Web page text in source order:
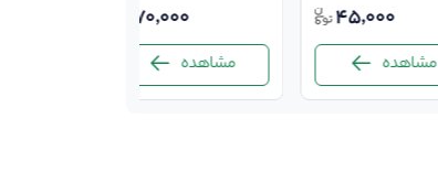
45,000
مشاهده
70,000
مشاهده